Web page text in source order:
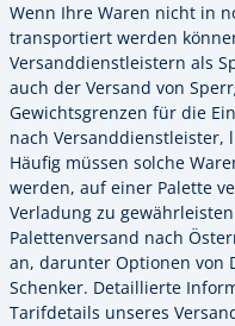
Wenn Ihre Waren nicht in
transportiert werden
Versanddienstleistern als
auch der Versand von
Gewichtsgrenzen für die
nach Versanddienstleister,
Häufig müssen solche
werden, auf einer Palette
Verladung zu
Palettenversand nach
an, darunter Optionen von
Schenker. Detaillierte
Tarifdetails unseres